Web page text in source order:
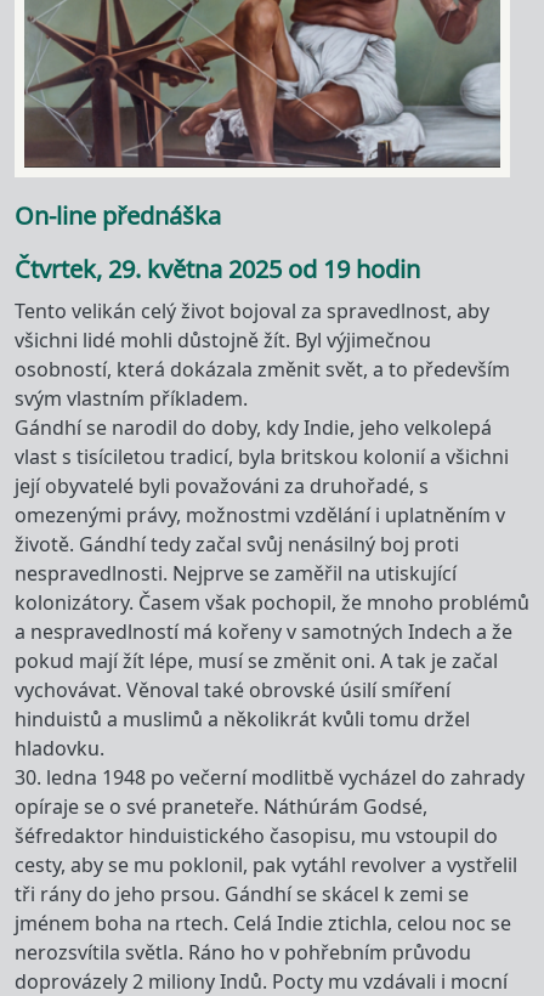
On-line přednáška
Čtvrtek, 29. května 2025 od 19 hodin
Tento velikán celý život bojoval za spravedlnost, aby
všichni lidé mohli důstojně žít. Byl výjimečnou
osobností, která dokázala změnit svět, a to především
svým vlastním příkladem.
Gándhí se narodil do doby, kdy Indie, jeho velkolepá
vlast s tisíciletou tradicí, byla britskou kolonií a všichni
její obyvatelé byli považováni za druhořadé, s
omezenými právy, možnostmi vzdělání i uplatněním v
životě. Gándhí tedy začal svůj nenásilný boj proti
nespravedlnosti. Nejprve se zaměřil na utiskující
kolonizátory. Časem však pochopil, že mnoho problémů
a nespravedlností má kořeny v samotných Indech a že
pokud mají žít lépe, musí se změnit oni. A tak je začal
vychovávat. Věnoval také obrovské úsilí smíření
hinduistů a muslimů a několikrát kvůli tomu držel
hladovku.
30. ledna 1948 po večerní modlitbě vycházel do zahrady
opíraje se o své praneteře. Náthúrám Godsé,
šéfredaktor hinduistického časopisu, mu vstoupil do
cesty, aby se mu poklonil, pak vytáhl revolver a vystřelil
tři rány do jeho prsou. Gándhí se skácel k zemi se
jménem boha na rtech. Celá Indie ztichla, celou noc se
nerozsvítila světla. Ráno ho v pohřebním průvodu
doprovázely 2 miliony Indů. Pocty mu vzdávali i mocní